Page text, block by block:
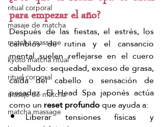
ritual corporal
masaje de matcha
matcha massage
kyoto matcha ritual
ritual corporal
masaje de matcha
matcha massage
para empezar el año?
Después de las fiestas, el estrés, los
cambios de rutina y el cansancio
mental suelen reflejarse en el cuero
cabelludo: sequedad, exceso de grasa,
caída del cabello o sensación de
pesadez. El Head Spa japonés actúa
como un reset profundo que ayuda a:
Liberar tensiones físicas y